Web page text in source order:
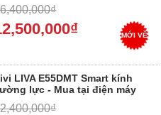
MỚI VỀ
LIVA E55DMT Smart kính
lực - Mua tại điện máy